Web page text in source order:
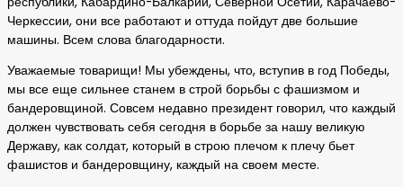
Черкессии, они все работают и оттуда пойдут две большие
машины. Всем слова благодарности.
Уважаемые товарищи! Мы убеждены, что, вступив в год Победы,
мы все еще сильнее станем в строй борьбы с фашизмом и
бандеровщиной. Совсем недавно президент говорил, что каждый
должен чувствовать себя сегодня в борьбе за нашу великую
Державу, как солдат, который в строю плечом к плечу бьет
фашистов и бандеровщину, каждый на своем месте.